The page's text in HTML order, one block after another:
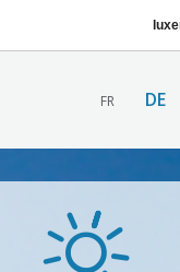
FR DE